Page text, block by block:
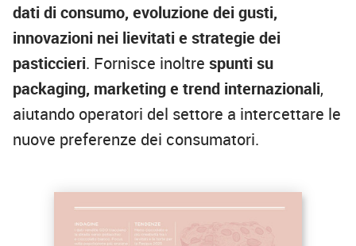
dati di consumo, evoluzione dei gusti,
innovazioni nei lievitati e strategie dei
pasticcieri. Fornisce inoltre spunti su
packaging, marketing e trend internazionali,
aiutando operatori del settore a intercettare le
nuove preferenze dei consumatori.